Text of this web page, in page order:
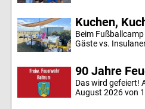
Kuchen,
Beim
Gäste vs.
90 Jahre
Das wird gefeiert!
August 2026 von